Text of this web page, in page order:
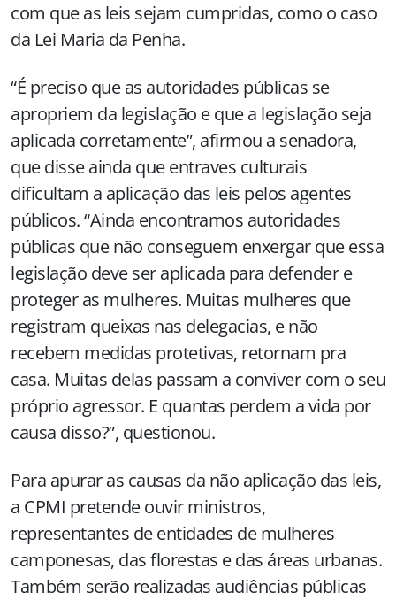
com que as leis sejam cumpridas, como o caso
da Lei Maria da Penha.
“É preciso que as autoridades públicas se
apropriem da legislação e que a legislação seja
aplicada corretamente”, afirmou a senadora,
que disse ainda que entraves culturais
dificultam a aplicação das leis pelos agentes
públicos. “Ainda encontramos autoridades
públicas que não conseguem enxergar que essa
legislação deve ser aplicada para defender e
proteger as mulheres. Muitas mulheres que
registram queixas nas delegacias, e não
recebem medidas protetivas, retornam pra
casa. Muitas delas passam a conviver com o seu
próprio agressor. E quantas perdem a vida por
causa disso?”, questionou.
Para apurar as causas da não aplicação das leis,
a CPMI pretende ouvir ministros,
representantes de entidades de mulheres
camponesas, das florestas e das áreas urbanas.
Também serão realizadas audiências públicas